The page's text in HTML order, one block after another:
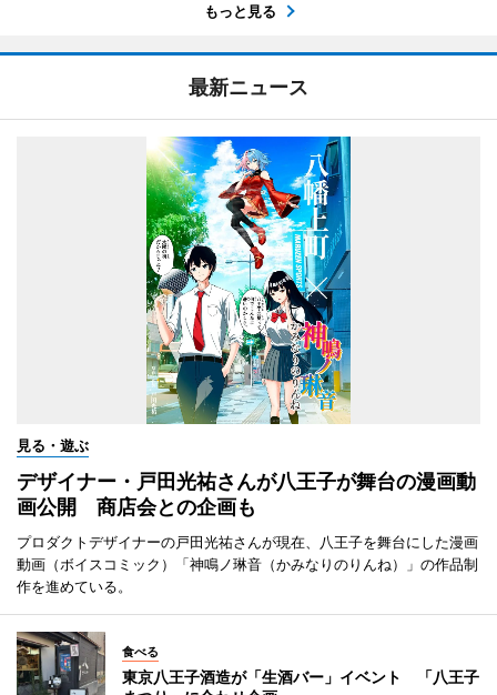
もっと見る
最新ニュース
見る・遊ぶ
デザイナー・戸田光祐さんが八王子が舞台の漫画動
画公開 商店会との企画も
プロダクトデザイナーの戸田光祐さんが現在、八王子を舞台にした漫画
動画（ボイスコミック）「神鳴ノ琳音（かみなりのりんね）」の作品制
作を進めている。
食べる
東京八王子酒造が「生酒バー」イベント 「八王子